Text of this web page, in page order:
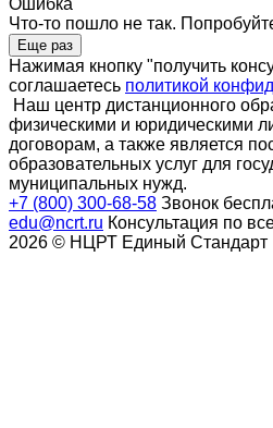
Что-то пошло не так.
Еще раз
Нажимая кнопку "получить
соглашаетесь политикой
Наш центр дистанционного
физическими и юридическими
договорам, а также является
образовательных услуг для
муниципальных нужд.
+7 (800) 300-68-58 Звонок
edu@ncrt.ru Консультация по
2026 © НЦРТ Единый Стандарт